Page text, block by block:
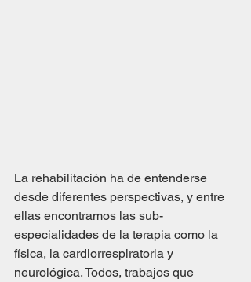
La rehabilitación ha de entenderse
desde diferentes perspectivas, y entre
ellas encontramos las sub-
especialidades de la terapia como la
física, la cardiorrespiratoria y
neurológica. Todos, trabajos que